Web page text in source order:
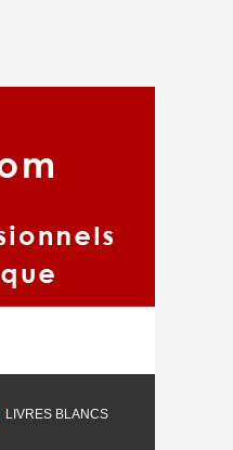
LIVRES BLANCS